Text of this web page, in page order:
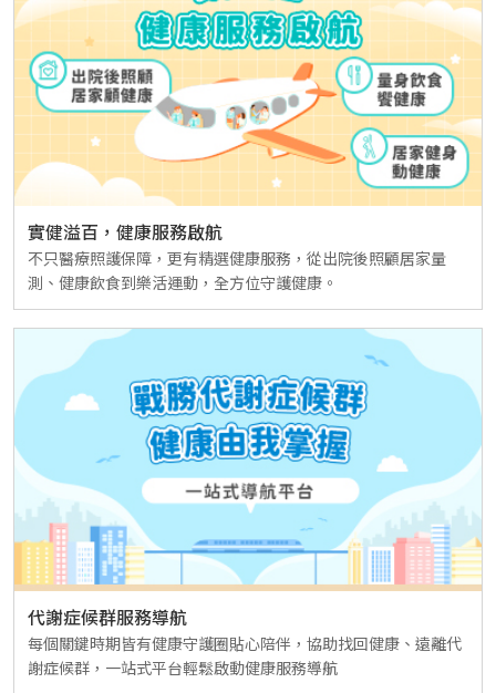
實健溢百，健康服務啟航
不只醫療照護保障，更有精選健康服務，從出院後照顧居家量
測、健康飲食到樂活運動，全方位守護健康。
代謝症候群服務導航
每個關鍵時期皆有健康守護圈貼心陪伴，協助找回健康、遠離代
謝症候群，一站式平台輕鬆啟動健康服務導航